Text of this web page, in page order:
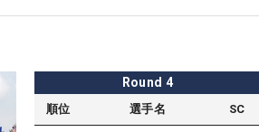
Round 4
順位 選手名 SC